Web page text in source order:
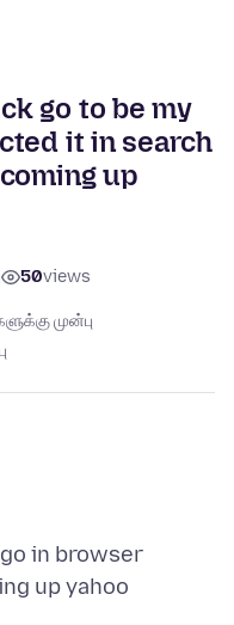
go to be my
it in search
up
50views
முன்பு
in browser